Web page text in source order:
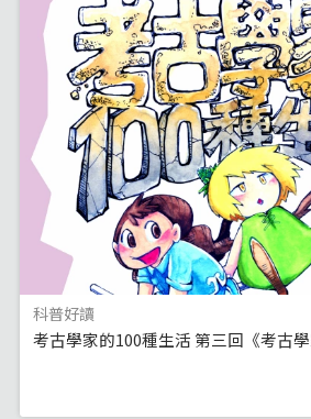
科普好讀
考古學家的100種生活 第三回《考古學